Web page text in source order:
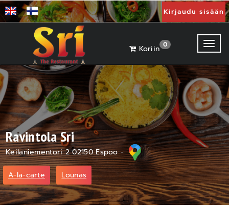
Kirjaudu sisään
Koriin0
Ravintola Sri
Keilaniementori 2 02150 Espoo -
A-la-carte Lounas